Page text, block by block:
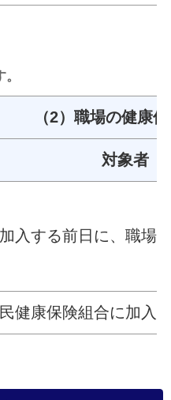
（2）職場の健康
対象者
入する前日に、職場
健康保険組合に加入